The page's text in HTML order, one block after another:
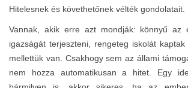
Hitelesnek és követhetőnek vélték gondolatait.
Vannak, akik erre azt mondják: könnyű az
igazságát terjeszteni, rengeteg iskolát
mellettük van. Csakhogy sem az állami
nem hozza automatikusan a hitet. Egy